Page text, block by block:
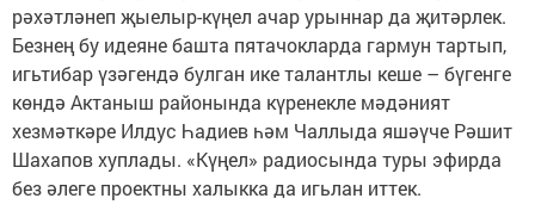
рәхәтләнеп җыелыр-күңел ачар урыннар да җитәрлек.
Безнең бу идеяне башта пятачокларда гармун тартып,
игьтибар үзәгендә булган ике талантлы кеше – бүгенге
көндә Актаныш районында күренекле мәдәният
хезмәткәре Илдус Һадиев һәм Чаллыда яшәүче Рәшит
Шахапов хуплады. «Күңел» радиосында туры эфирда
без әлеге проектны халыкка да игьлан иттек.